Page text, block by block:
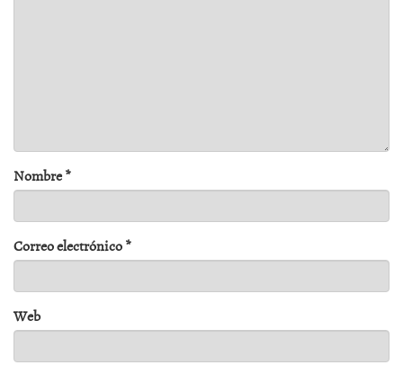
Nombre*
Correo electrónico*
Web